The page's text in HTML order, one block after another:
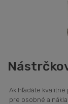
Ak hľadáte
pre osobné a